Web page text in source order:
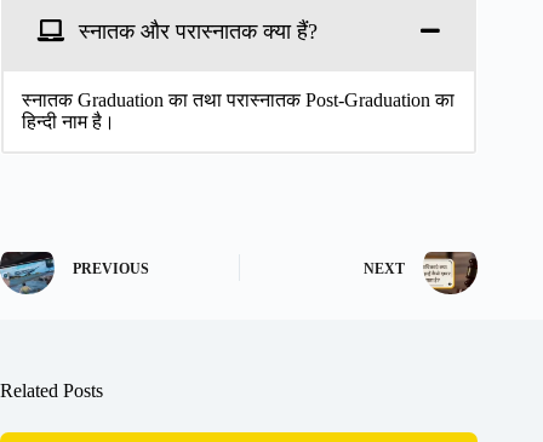
स्नातक और परास्नातक क्या हैं?
स्नातक Graduation का तथा परास्नातक Post-Graduation का
हिन्दी नाम है।
PREVIOUS NEXT
Related Posts